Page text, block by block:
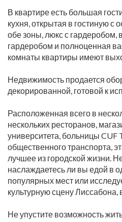
В квартире есть большая
кухня, открытая в гостиную
обе зоны, люкс с гардеробом,
гардеробом и полноценная
комнаты квартиры имеют
Недвижимость продается
декорированной, готовой к
Расположенная всего в
нескольких ресторанов,
университета, больницы CUF
общественного транспорта,
лучшее из городской жизни.
наслаждаетесь ли вы едой в
популярных мест или
культурную сцену Лиссабона,
Не упустите возможность